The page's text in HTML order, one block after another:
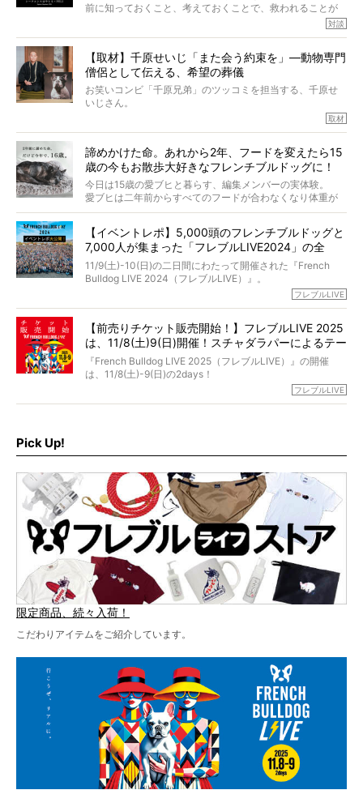
春奈さんとアムちゃんのすてきな暮らしを、BUHI編集長の
小西がいつくしみながら、切り取らせていただきます。
前に知っておくこと、考えておくことで、救われることが
力をもつお笑い芸人「シークエンスはやとも」さんに、愛
犬の旅立ちや供養についてインタビュー。
インタビュアー兼対談相手は、大の犬好きで心霊分野の知
識にも長けているPELIさん。
「愛犬が旅立ったあと、ベッドやおもちゃはどうすればい
くれる？」
さらには、霊感がない人でも愛犬が成仏したことを知る方
法まで。
お笑い芸人だからこそ暗くなりすぎない、むしろ心がスッ
と軽くなる。
永久保存版のスペシャル対談です！
対談
【取材】千原せいじ「また会う約束を」―動物専門
僧侶として伝える、希望の葬儀
お笑いコンビ「千原兄弟」のツッコミを担当する、千原せ
いじさん。
た。
僧侶としての名は「靖賢（せいけん）」。
当時54歳という年齢にして、なぜ動物専門僧侶という道を
選んだのか。
また、愛犬の旅立ちとどのように向き合うべきなのか。
た。
取材
諦めかけた命。あれから2年、フードを変えたら15
歳の今もお散歩大好きなフレンチブルドッグに！
今日は15歳の愛ブヒと暮らす、編集メンバーの実体験。
愛ブヒは二年前からすべてのフードが合わなくなり体重が
激減。検査をしても異常はなく「年齢のせいですね…」と言
もう諦めるしかないのかな…そんなとき、我が家に届いたの
が「THE fu-do(ザ・フード)」の試食品でした。
そして「THE fu-do(ザ・フード)」を食べつづけて二年、愛
ブヒは15歳になり、今も元気にお散歩をしています。
今回は、二年前の絶望から今までを包み隠さず、時系列で
【イベントレポ】5,000頭のフレンチブルドッグと
7,000人が集まった「フレブルLIVE2024」の全
貌！
11/9(土)-10(日)の二日間にわたって開催された『French
Bulldog LIVE 2024（フレブルLIVE）』。
今年はのべ5,000頭のフレンチブルドッグと7,000人のフレ
day1の司会はフレブルラバーのロッチさん。day2の音楽フ
ェスには世代ど真ん中のPUFFYが出演するなど、例年以上
に豪華なラインナップ。
北は北海道、南は鹿児島県から。全国のフレンチブルドッ
グが一堂に会した「フレブルLIVE2024」の模様を、詳しく
フレブルLIVE
【前売りチケット販売開始！】フレブルLIVE 2025
は、11/8(土)9(日)開催！スチャダラパーによるテー
マソング制作も決定
『French Bulldog LIVE 2025（フレブルLIVE）』の開催
は、11/8(土)-9(日)の2days！
お得な前売りチケット、いよいよ販売スタートです！
ど、内容盛りだくさんでお送りしていますので、最後まで
お見逃しなく！
フレブルLIVE
Pick Up!
限定商品、続々入荷！
こだわりアイテムをご紹介しています。